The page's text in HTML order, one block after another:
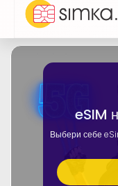
eSIM
Выбери себе